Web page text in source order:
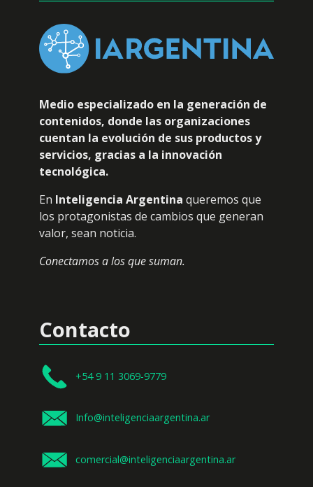
Medio especializado en la generación de
contenidos, donde las organizaciones
cuentan la evolución de sus productos y
servicios, gracias a la innovación
tecnológica.
En Inteligencia Argentina queremos que
los protagonistas de cambios que generan
valor, sean noticia.
Conectamos a los que suman.
Contacto
+54 9 11 3069-9779
Info@inteligenciaargentina.ar
comercial@inteligenciaargentina.ar